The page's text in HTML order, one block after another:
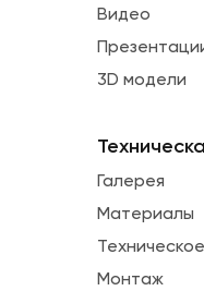
Видео
3D модели
Галерея
Материалы
Монтаж